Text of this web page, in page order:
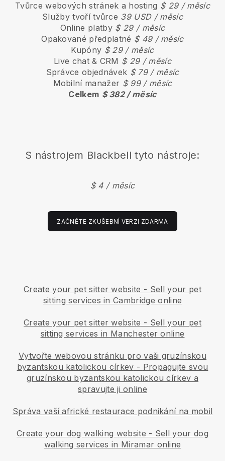
Tvůrce webových stránek a hosting $ 29 / měsíc
Služby tvoří tvůrce 39 USD / měsíc
Online platby $ 29 / měsíc
Opakované předplatné $ 49 / měsíc
Kupóny $ 29 / měsíc
Live chat & CRM $ 29 / měsíc
Správce objednávek $ 79 / měsíc
Mobilní manažer $ 99 / měsíc
Celkem $ 382 / měsíc
S nástrojem Blackbell tyto nástroje:
$ 4 / měsíc
ZAČNĚTE ZKUŠEBNÍ VERZI ZDARMA
Create your pet sitter website - Sell your pet
sitting services in Cambridge online
Create your pet sitter website - Sell your pet
sitting services in Manchester online
Vytvořte webovou stránku pro vaši gruzínskou
byzantskou katolickou církev - Propagujte svou
gruzínskou byzantskou katolickou církev a
spravujte ji online
Správa vaší africké restaurace podnikání na mobil
Create your dog walking website - Sell your dog
walking services in Miramar online